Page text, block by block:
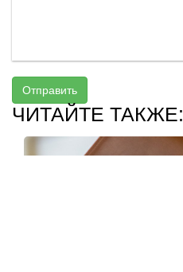
Отправить
ЧИТАЙТЕ ТАКЖЕ: